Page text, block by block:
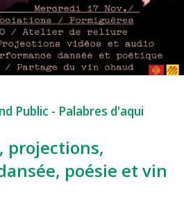
Public - Palabres d'aqui
projections,
poésie et vin